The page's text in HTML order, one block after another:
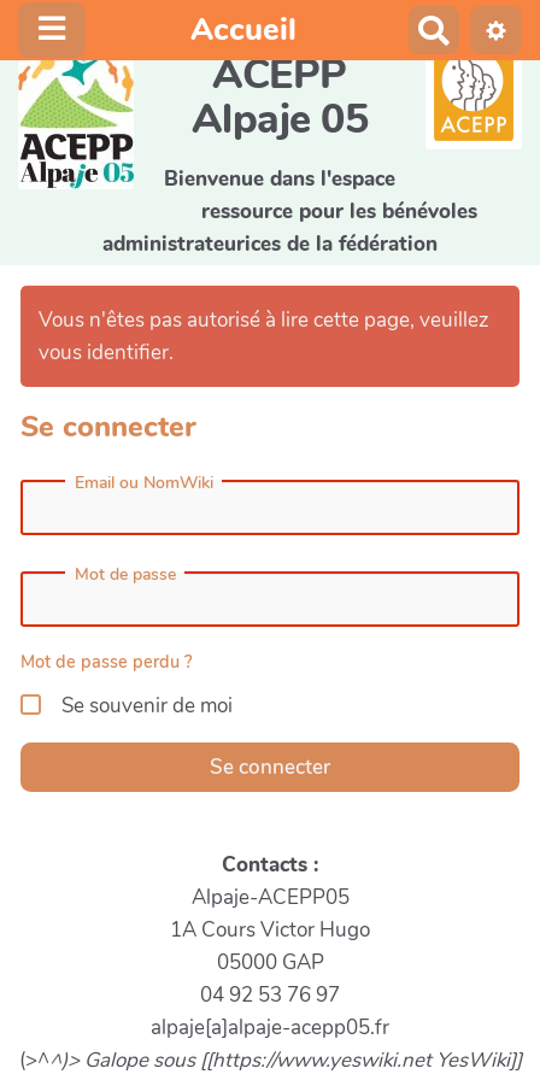
Accueil
e
c
h
e
c
ACEPP
Alpaje 05
Bienvenue dans l'espace
ressource pour les bénévoles
administrateurices de la fédération
Vous n'êtes pas autorisé à lire cette page, veuillez
vous identifier.
Se connecter
Email ou NomWiki
Mot de passe
Mot de passe perdu ?
Se souvenir de moi
Se connecter
Contacts :
Alpaje-ACEPP05
1A Cours Victor Hugo
05000 GAP
04 92 53 76 97
alpaje[a]alpaje-acepp05.fr
(>^^)> Galope sous [[https://www.yeswiki.net YesWiki]]